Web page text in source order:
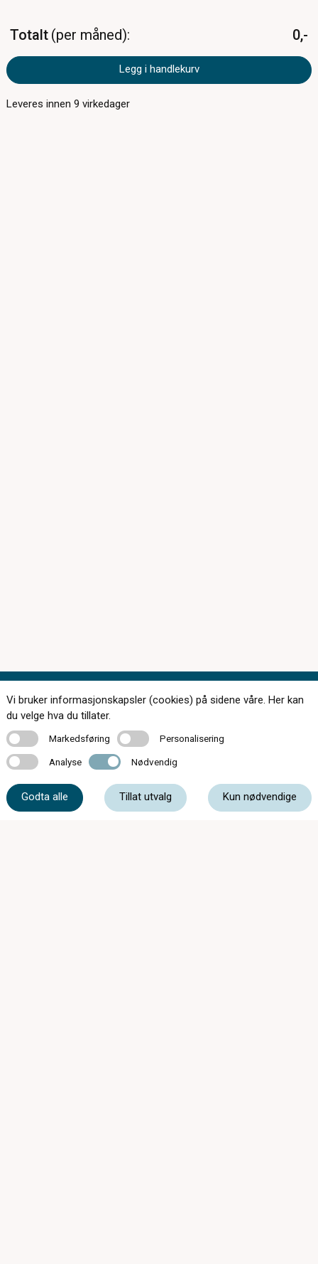
Totalt per måned 0,-
Legg i handlekurv
Leveres innen9 virkedager
Kontakt oss
Vi bruker informasjonskapsler (cookies) på sidene våre. Her kan
du velge hva du tillater.
MarkedsføringMarkedsføring PersonaliseringPersonalisering
Analyse Analyse Nødvendig Nødvendig
Godta alle Tillat utvalg Kun nødvendige